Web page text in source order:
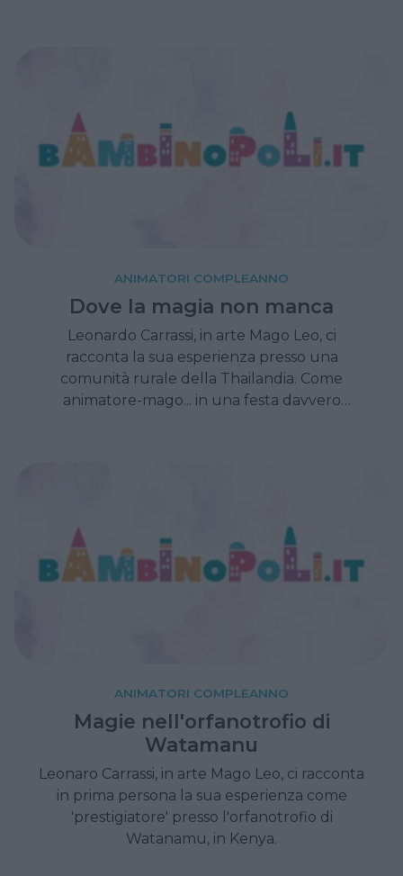
ANIMATORI COMPLEANNO
Dove la magia non manca
Leonardo Carrassi, in arte Mago Leo, ci
racconta la sua esperienza presso una
comunità rurale della Thailandia. Come
animatore-mago... in una festa davvero
ANIMATORI COMPLEANNO
Magie nell'orfanotrofio di
Watamanu
Leonaro Carrassi, in arte Mago Leo, ci racconta
in prima persona la sua esperienza come
'prestigiatore' presso l'orfanotrofio di
Watanamu, in Kenya.